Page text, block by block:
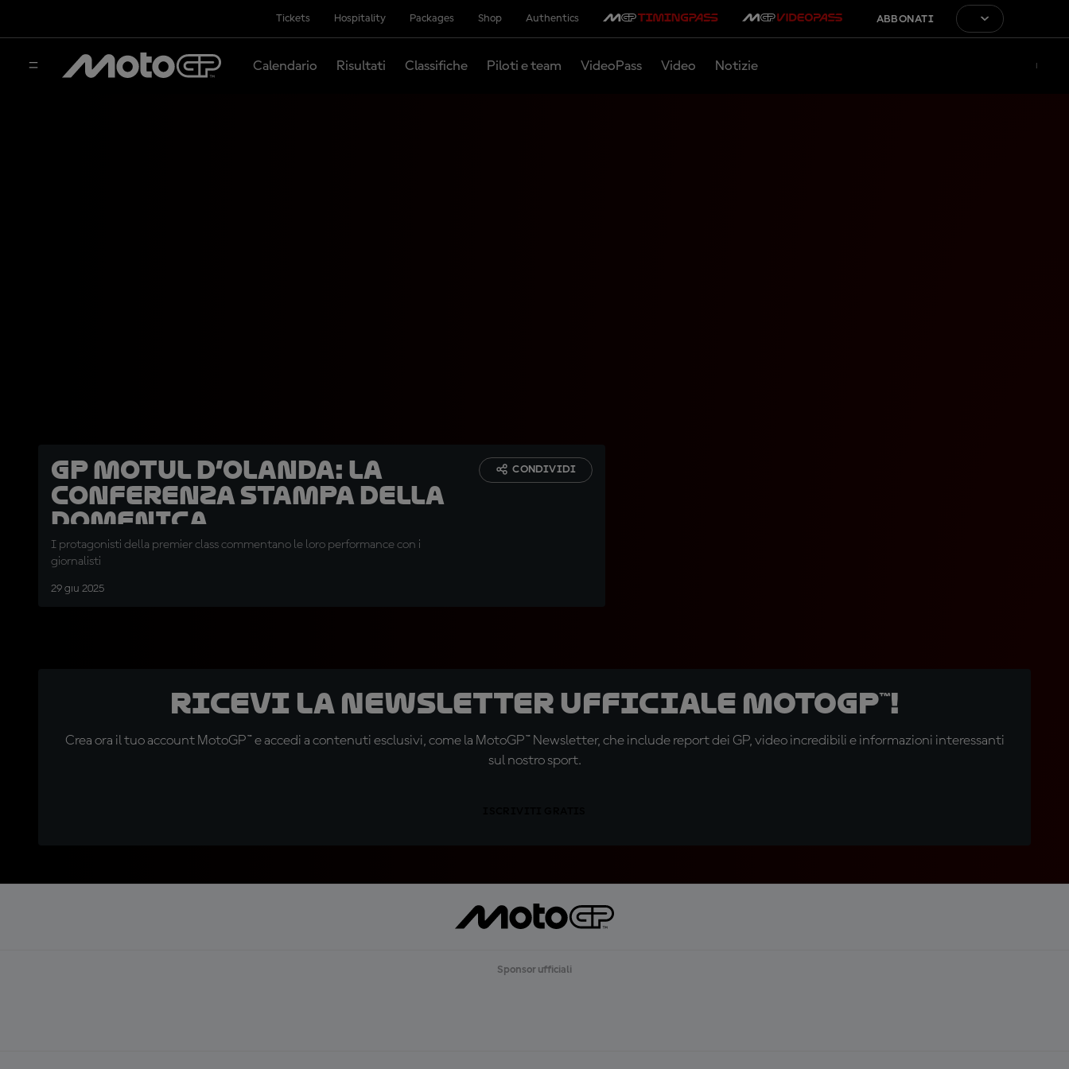
Tickets Hospitality Packages Shop Authentics ABBONATI
Calendario Risultati Classifiche Piloti e team VideoPass Video Notizie
GP Motul d’Olanda: la
conferenza stampa della
domenica
I protagonisti della premier class commentano le loro performance con i
giornalisti
29 giu 2025
CONDIVIDI
Ricevi la newsletter ufficiale MotoGP™!
Crea ora il tuo account MotoGP™ e accedi a contenuti esclusivi, come la MotoGP™ Newsletter, che include report dei GP, video incredibili e informazioni interessanti
sul nostro sport.
Sponsor ufficiali